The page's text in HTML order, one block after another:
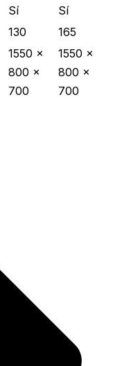
Sí
Sí
130 165
1550 x
800 x
700
1550 x
800 x
700